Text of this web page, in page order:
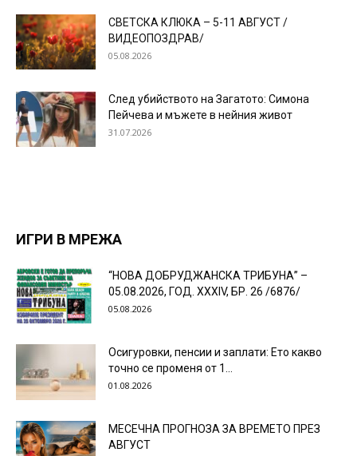
СВЕТСКА КЛЮКА – 5-11 АВГУСТ /
ВИДЕОПОЗДРАВ/
05.08.2026
След убийството на Загатото: Симона
Пейчева и мъжете в нейния живот
31.07.2026
ИГРИ В МРЕЖА
“НОВА ДОБРУДЖАНСКА ТРИБУНА” –
05.08.2026, ГОД. XXХIV, БР. 26 /6876/
05.08.2026
Осигуровки, пенсии и заплати: Ето какво
точно се променя от 1...
01.08.2026
МЕСЕЧНА ПРОГНОЗА ЗА ВРЕМЕТО ПРЕЗ
АВГУСТ